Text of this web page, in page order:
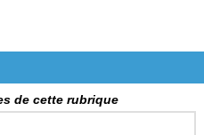
de cette rubrique